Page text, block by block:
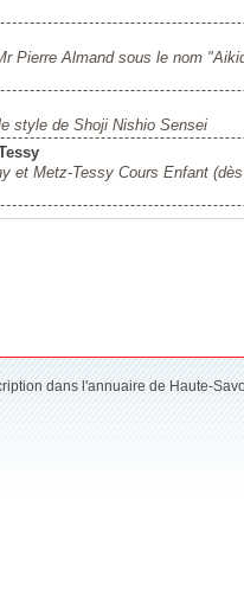
Pierre Almand sous le nom
style de Shoji Nishio Sensei
et Metz-Tessy Cours Enfant
dans l'annuaire de Haute-